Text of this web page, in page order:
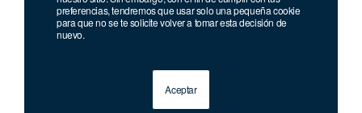
preferencias, tendremos que usar solo una pequeña cookie
para que no se te solicite volver a tomar esta decisión de
nuevo.
Aceptar
Bogotá:381 92 69